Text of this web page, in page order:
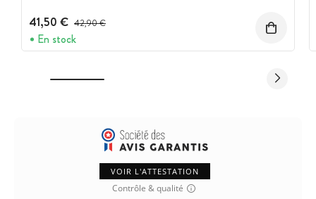
41,50 € Prix avant réduction :
42,90 €
En stock
VOIR L'ATTESTATION
Contrôle & qualité